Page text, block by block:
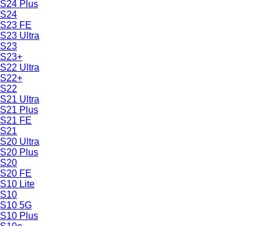
S24 Plus
S24
S23 FE
S23 Ultra
S23
S23+
S22 Ultra
S22+
S22
S21 Ultra
S21 Plus
S21 FE
S21
S20 Ultra
S20 Plus
S20
S20 FE
S10 Lite
S10
S10 5G
S10 Plus